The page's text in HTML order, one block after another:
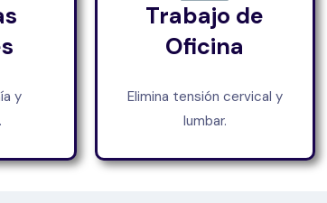
y
Trabajo de
Oficina
Elimina tensión cervical y
lumbar.